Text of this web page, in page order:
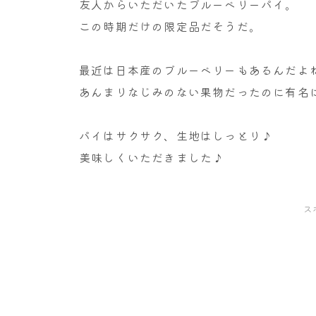
友人からいただいたブルーベリーパイ。
この時期だけの限定品だそうだ。
最近は日本産のブルーベリーもあるんだよ
あんまりなじみのない果物だったのに有名
パイはサクサク、生地はしっとり♪
美味しくいただきました♪
ス